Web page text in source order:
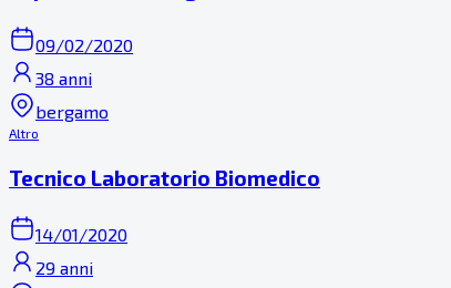
09/02/2020
38 anni
bergamo
Altro
Tecnico Laboratorio Biomedico
14/01/2020
29 anni